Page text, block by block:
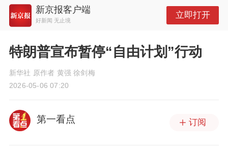
新京报客户端
好新闻 无止境
立即打开
特朗普宣布暂停“自由计划”行动
新华社 原作者 黄强 徐剑梅
2026-05-06 07:20
第一看点 订阅